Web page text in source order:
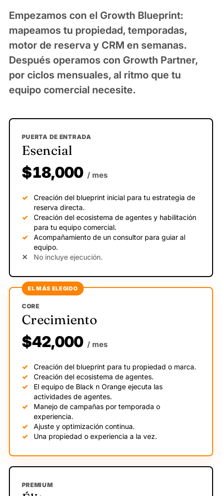
Empezamos con el Growth Blueprint:
mapeamos tu propiedad, temporadas,
motor de reserva y CRM en semanas.
Después operamos con Growth Partner,
por ciclos mensuales, al ritmo que tu
equipo comercial necesite.
PUERTA DE ENTRADA
Esencial
$18,000 / mes
Creación del blueprint inicial para tu estrategia de
reserva directa.
Creación del ecosistema de agentes y habilitación
para tu equipo comercial.
Acompañamiento de un consultor para guiar al
equipo.
No incluye ejecución.
EL MÁS ELEGIDO
CORE
Crecimiento
$42,000 / mes
Creación del blueprint para tu propiedad o marca.
Creación del ecosistema de agentes.
El equipo de Black n Orange ejecuta las
actividades de agentes.
Manejo de campañas por temporada o
experiencia.
Ajuste y optimización continua.
Una propiedad o experiencia a la vez.
PREMIUM